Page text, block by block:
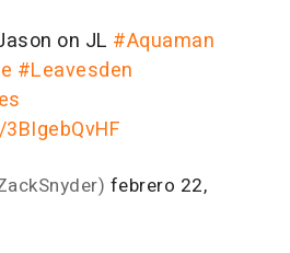
on JL #Aquaman
#Leavesden
febrero 22,